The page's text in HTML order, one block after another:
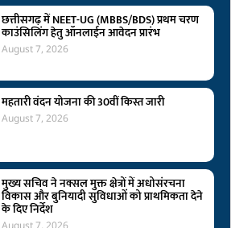
छत्तीसगढ़ में NEET-UG (MBBS/BDS) प्रथम चरण
काउंसिलिंग हेतु ऑनलाईन आवेदन प्रारंभ
August 7, 2026
महतारी वंदन योजना की 30वीं किस्त जारी
August 7, 2026
मुख्य सचिव ने नक्सल मुक्त क्षेत्रों में अधोसंरचना
विकास और बुनियादी सुविधाओं को प्राथमिकता देने
के दिए निर्देश